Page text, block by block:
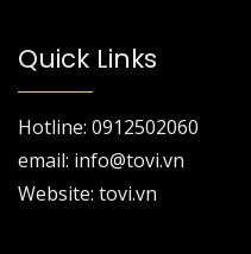
Quick Links
Hotline: 0912502060
email: info@tovi.vn
Website: tovi.vn